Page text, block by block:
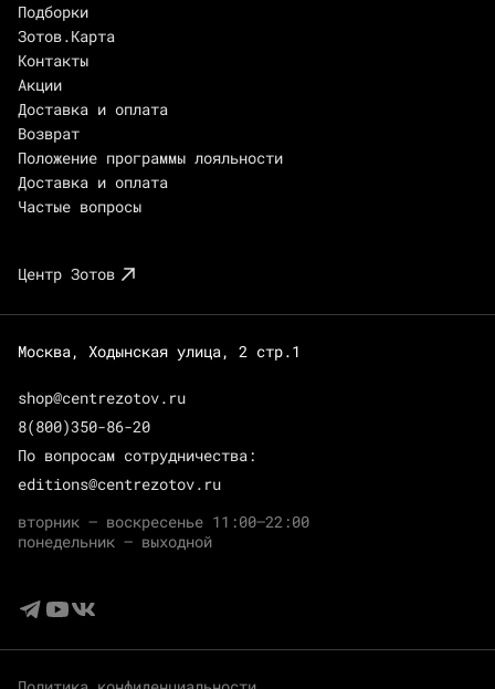
Подборки
Зотов.Карта
Контакты
Акции
Доставка и оплата
Возврат
Положение программы лояльности
Доставка и оплата
Частые вопросы
Центр Зотов
Москва, Ходынская улица, 2 стр.1
shop@centrezotov.ru
8(800)350-86-20
По вопросам сотрудничества:
editions@centrezotov.ru
вторник — воскресенье 11:00–22:00
понедельник — выходной